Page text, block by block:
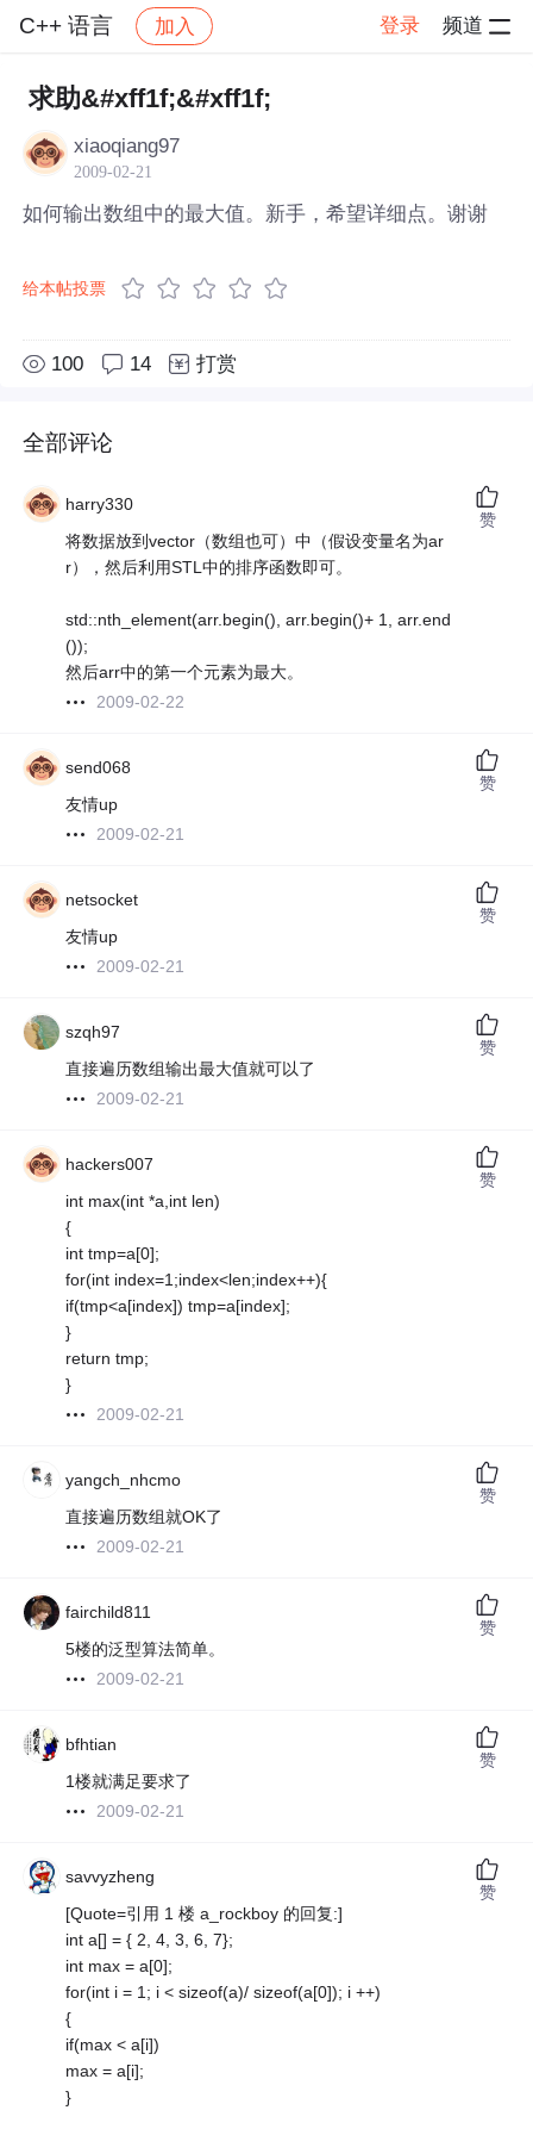
C++ 语言 加入 登录 频道
社区 C++ 语言 帖子详情
求助&#xff1f;&#xff1f;
xiaoqiang97
2009-02-21
如何输出数组中的最大值。新手，希望详细点。谢谢
给本帖投票
100 14 打赏
全部评论
harry330
将数据放到vector（数组也可）中（假设变量名为ar
r），然后利用STL中的排序函数即可。
std::nth_element(arr.begin(), arr.begin()+ 1, arr.end
());
然后arr中的第一个元素为最大。
2009-02-22
赞
send068
友情up
2009-02-21
赞
netsocket
友情up
2009-02-21
赞
szqh97
直接遍历数组输出最大值就可以了
2009-02-21
赞
hackers007
int max(int *a,int len)
{
int tmp=a[0];
for(int index=1;index<len;index++){
if(tmp<a[index]) tmp=a[index];
}
return tmp;
}
2009-02-21
赞
yangch_nhcmo
直接遍历数组就OK了
2009-02-21
赞
fairchild811
5楼的泛型算法简单。
2009-02-21
赞
bfhtian
1楼就满足要求了
2009-02-21
赞
savvyzheng
[Quote=引用 1 楼 a_rockboy 的回复:]
int a[] = { 2, 4, 3, 6, 7};
int max = a[0];
for(int i = 1; i < sizeof(a)/ sizeof(a[0]); i ++)
{
if(max < a[i])
max = a[i];
}
赞